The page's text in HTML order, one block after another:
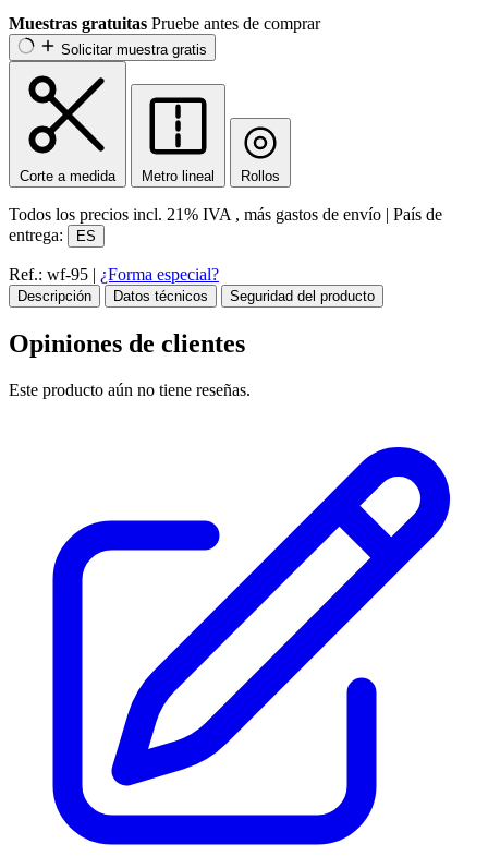
Muestras gratuitas Pruebe antes de comprar
Solicitar muestra gratis
Corte a medida Metro lineal Rollos
Todos los precios incl. 21% IVA , más gastos de envío | País de
entrega:
ES
Ref.: wf-95 | ¿Forma especial?
Descripción Datos técnicos Seguridad del producto
Opiniones de clientes
Este producto aún no tiene reseñas.